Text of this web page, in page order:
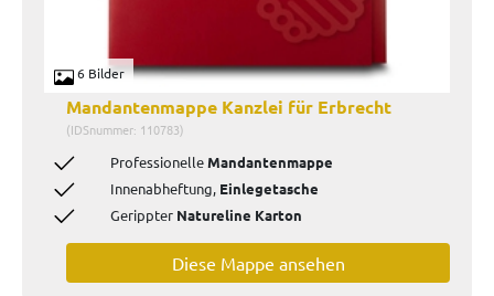
6 Bilder
Mandantenmappe Kanzlei für Erbrecht
(IDSnummer: 110783)
ProfessionelleMandantenmappe
Innenabheftung, Einlegetasche
Gerippter Natureline Karton
Diese Mappe ansehen